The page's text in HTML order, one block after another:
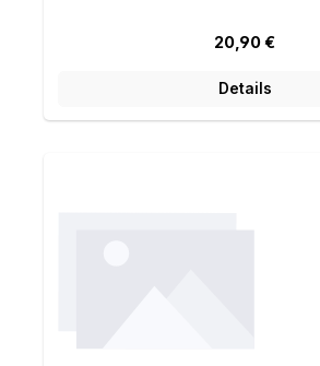
Regulärer Preis:
20,90 €
Details